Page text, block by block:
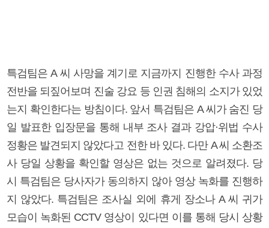
특검팀은 A 씨 사망을 계기로 지금까지 진행한 수사 과정
전반을 되짚어보며 진술 강요 등 인권 침해의 소지가 있었
는지 확인한다는 방침이다. 앞서 특검팀은 A 씨가 숨진 당
일 발표한 입장문을 통해 내부 조사 결과 강압·위법 수사
정황은 발견되지 않았다고 전한 바 있다. 다만 A 씨 소환조
사 당일 상황을 확인할 영상은 없는 것으로 알려졌다. 당
시 특검팀은 당사자가 동의하지 않아 영상 녹화를 진행하
지 않았다. 특검팀은 조사실 외에 휴게 장소나 A 씨 귀가
모습이 녹화된 CCTV 영상이 있다면 이를 통해 당시 상황